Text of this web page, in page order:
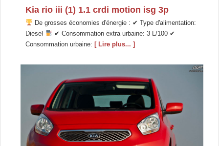
Kia rio iii (1) 1.1 crdi motion isg 3p
De grosses économies d'énergie : ✔ Type d'alimentation:
Diesel
✔ Consommation extra urbaine: 3 L/100 ✔
Consommation urbaine: [ Lire plus... ]